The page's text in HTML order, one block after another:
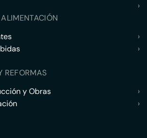
›
›
›
REFORMAS
y Obras
›
›